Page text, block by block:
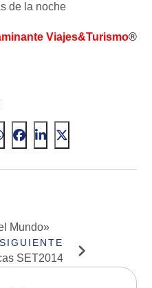
de la noche
Viajes&Turismo®
Mundo»
SET2014